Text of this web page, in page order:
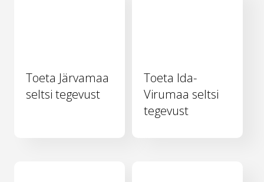
Toeta Järvamaa
seltsi tegevust
Toeta Ida-
Virumaa seltsi
tegevust